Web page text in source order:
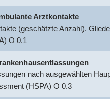
Arztkontakte
(geschätzte Anzahl).
O 0.1
nach ausgewählten
(HSPA) O 0.3